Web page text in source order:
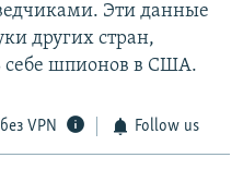
Эти данные
других стран,
себе шпионов в США.
VPN Follow us